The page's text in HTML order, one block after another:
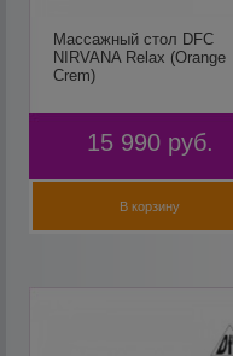
Массажный стол DFC
NIRVANA Relax (Orange
Crem)
15 990 руб.
В корзину